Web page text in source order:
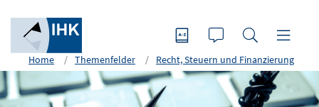
Home Themenfelder Recht, Steuern und Finanzierung